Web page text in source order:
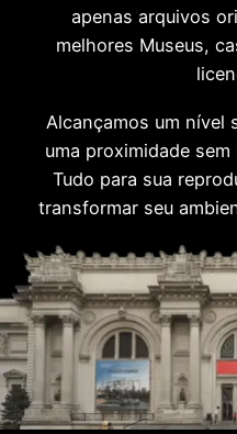
apenas arquivos
melhores Museus,
Alcançamos um nível
uma proximidade
Tudo para sua
transformar seu